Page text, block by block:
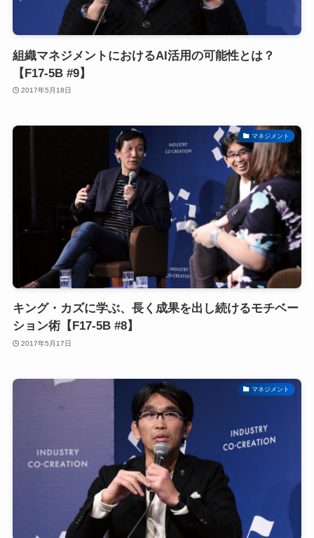
組織マネジメントにおけるAI活用の可能性とは？
【F17-5B #9】
2017年5月18日
マネジメント
キング・カズに学ぶ、長く成果を出し続けるモチベー
ション術【F17-5B #8】
2017年5月17日
マネジメント